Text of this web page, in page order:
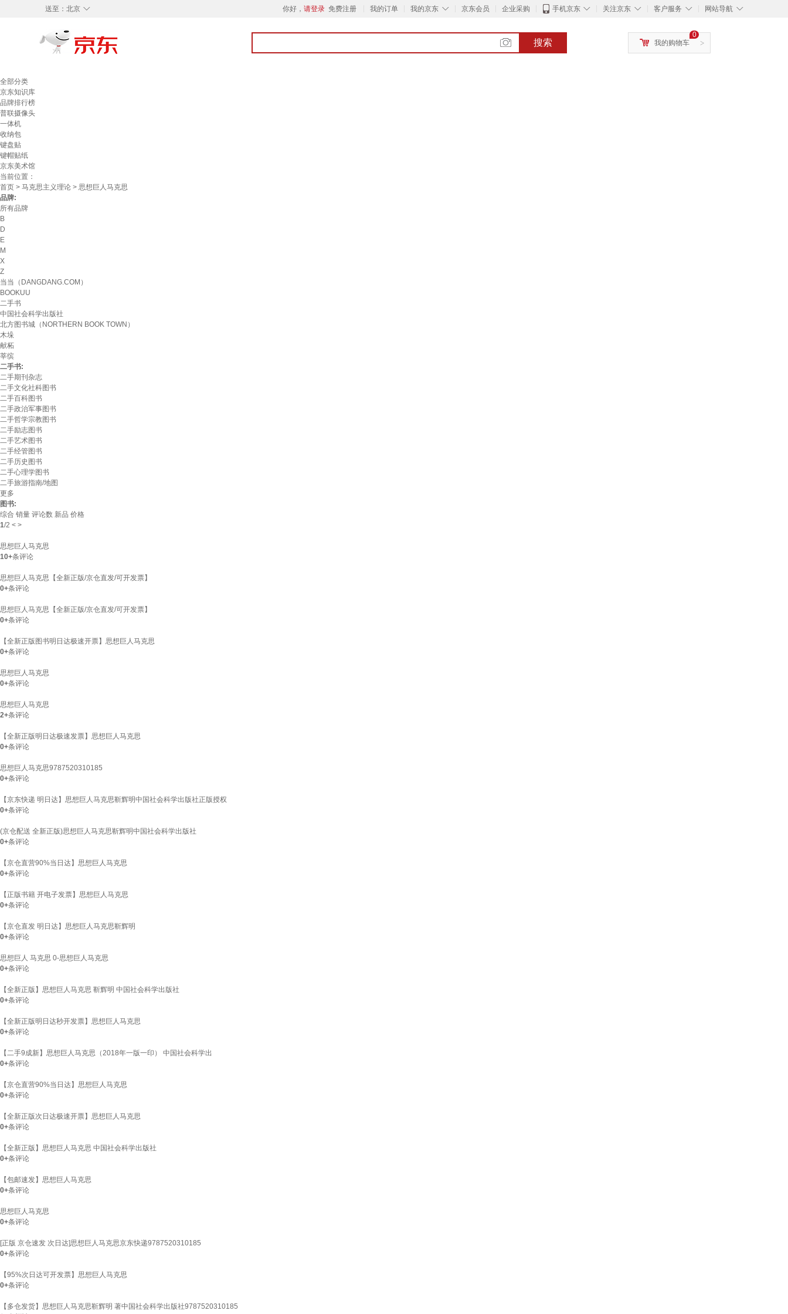
◇
送至： 北京 你好， 请登录 免费注册 我的订单 ◇
我的京东 京东会员 企业采购 ◇
手机京东 ◇
关注京东 ◇
客户服务 ◇
网站导航
搜索 >
0
我的购物车
全部分类
京东知识库
品牌排行榜
普联摄像头
一体机
收纳包
键盘贴
键帽贴纸
京东美术馆
当前位置：
首页 > 马克思主义理论 > 思想巨人马克思
品牌:
所有品牌
B
D
E
M
X
Z
当当（DANGDANG.COM）
BOOKUU
二手书
中国社会科学出版社
北方图书城（NORTHERN BOOK TOWN）
木垛
献柘
莘缤
二手书:
二手期刊杂志
二手文化社科图书
二手百科图书
二手政治军事图书
二手哲学宗教图书
二手励志图书
二手艺术图书
二手经管图书
二手历史图书
二手心理学图书
二手旅游指南/地图
更多
图书:
综合 销量 评论数 新品 价格
1/2 < >
思想巨人马克思
10+条评论
思想巨人马克思【全新正版/京仓直发/可开发票】
0+条评论
思想巨人马克思【全新正版/京仓直发/可开发票】
0+条评论
【全新正版图书明日达极速开票】思想巨人马克思
0+条评论
思想巨人马克思
0+条评论
思想巨人马克思
2+条评论
【全新正版明日达极速发票】思想巨人马克思
0+条评论
思想巨人马克思9787520310185
0+条评论
【京东快递 明日达】思想巨人马克思靳辉明中国社会科学出版社正版授权
0+条评论
(京仓配送 全新正版)思想巨人马克思靳辉明中国社会科学出版社
0+条评论
【京仓直营90%当日达】思想巨人马克思
0+条评论
【正版书籍 开电子发票】思想巨人马克思
0+条评论
【京仓直发 明日达】思想巨人马克思靳辉明
0+条评论
思想巨人 马克思 0-思想巨人马克思
0+条评论
【全新正版】思想巨人马克思 靳辉明 中国社会科学出版社
0+条评论
【全新正版明日达秒开发票】思想巨人马克思
0+条评论
【二手9成新】思想巨人马克思（2018年一版一印） 中国社会科学出
0+条评论
【京仓直营90%当日达】思想巨人马克思
0+条评论
【全新正版次日达极速开票】思想巨人马克思
0+条评论
【全新正版】思想巨人马克思 中国社会科学出版社
0+条评论
【包邮速发】思想巨人马克思
0+条评论
思想巨人马克思
0+条评论
[正版 京仓速发 次日达]思想巨人马克思京东快递9787520310185
0+条评论
【95%次日达可开发票】思想巨人马克思
0+条评论
【多仓发货】思想巨人马克思靳辉明 著中国社会科学出版社9787520310185